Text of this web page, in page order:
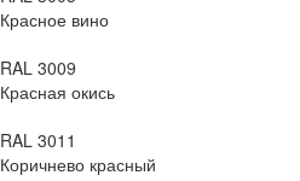
Красное вино
RAL 3009
Красная окись
RAL 3011
Коричнево красный